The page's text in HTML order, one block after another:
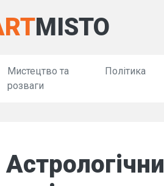
MISTO
Мистецтво та
розваги
Політика